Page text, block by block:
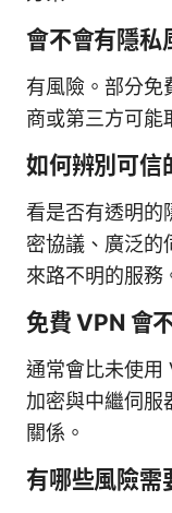
會不會有隱私
有風險。部分免
商或第三方可能
如何辨別可信
看是否有透明的
密協議、廣泛的
來路不明的服務
免費 VPN 會
通常會比未使用
加密與中繼伺服
關係。
有哪些風險需